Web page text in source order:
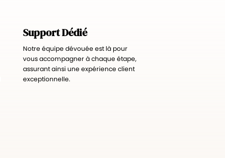
Support Dédié
Notre équipe dévouée est là pour
vous accompagner à chaque étape,
assurant ainsi une expérience client
exceptionnelle.